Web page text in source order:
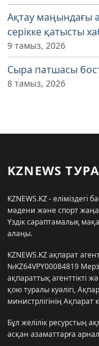
Ақтау маңындағы
серікке қатысты
9 тамыз, 2026
Сыра патшасы
8 тамыз, 2026
KZNEWS
KZNEWS.KZ -
мәдени және спорт
Үздік сараптамалық
алаңы.
KZNEWS.KZ ақпарат
№KZ64VPY00084819
ақпараттық агенттікті
қою туралы куәлігі,
министрлігінің Ақпарат
Бұл желілік ресурстың
асқан азаматтарға